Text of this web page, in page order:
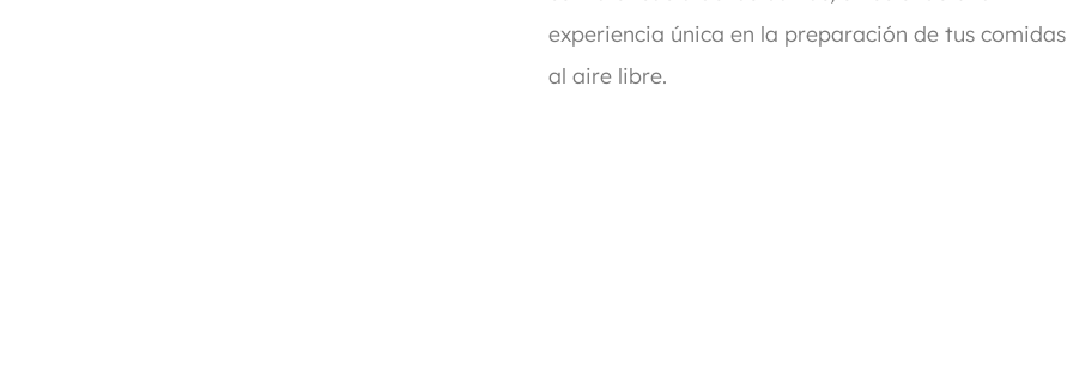
experiencia única en la preparación de tus comidas
al aire libre.